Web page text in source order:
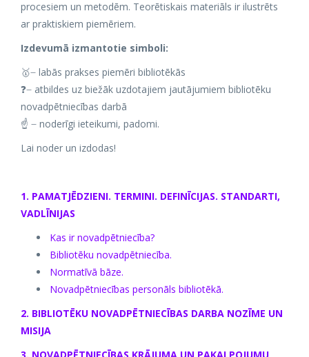
procesiem un metodēm. Teorētiskais materiāls ir ilustrēts
ar praktiskiem piemēriem.
Izdevumā izmantotie simboli:
🥇 ̶ labās prakses piemēri bibliotēkās
❓ ̶ atbildes uz biežāk uzdotajiem jautājumiem bibliotēku
novadpētniecības darbā
☝️ ̶ noderīgi ieteikumi, padomi.
Lai noder un izdodas!
1. PAMATJĒDZIENI. TERMINI. DEFINĪCIJAS. STANDARTI,
VADLĪNIJAS
Kas ir novadpētniecība?
Bibliotēku novadpētniecība.
Normatīvā bāze.
Novadpētniecības personāls bibliotēkā.
2. BIBLIOTĒKU NOVADPĒTNIECĪBAS DARBA NOZĪME UN
MISIJA